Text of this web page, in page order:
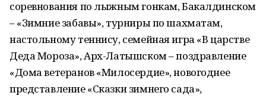
соревнования по лыжным гонкам, Бакалдинском
– «Зимние забавы», турниры по шахматам,
настольному теннису, семейная игра «В царстве
Деда Мороза», Арх-Латышском – поздравление
«Дома ветеранов «Милосердие», новогоднее
представление «Сказки зимнего сада»,